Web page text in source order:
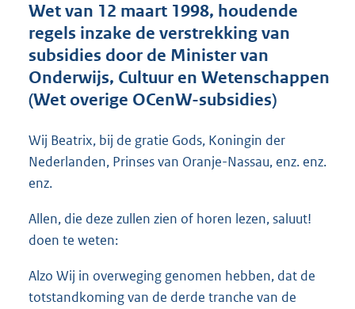
d
s
g
r
o
o
t
:
K
Wet van 12 maart 1998, houdende
regels inzake de verstrekking van
subsidies door de Minister van
Onderwijs, Cultuur en Wetenschappen
(Wet overige OCenW-subsidies)
Wij Beatrix, bij de gratie Gods, Koningin der
Nederlanden, Prinses van Oranje-Nassau, enz. enz.
enz.
Allen, die deze zullen zien of horen lezen, saluut!
doen te weten:
Alzo Wij in overweging genomen hebben, dat de
totstandkoming van de derde tranche van de